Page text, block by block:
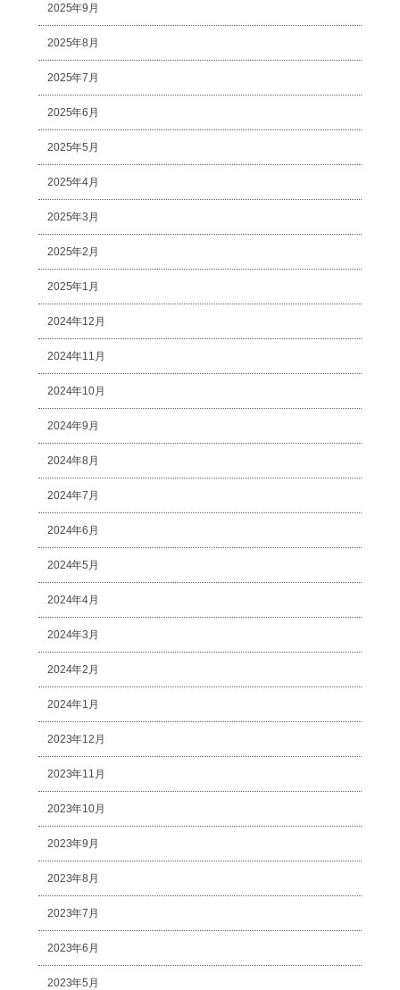
2025年9月
2025年8月
2025年7月
2025年6月
2025年5月
2025年4月
2025年3月
2025年2月
2025年1月
2024年12月
2024年11月
2024年10月
2024年9月
2024年8月
2024年7月
2024年6月
2024年5月
2024年4月
2024年3月
2024年2月
2024年1月
2023年12月
2023年11月
2023年10月
2023年9月
2023年8月
2023年7月
2023年6月
2023年5月